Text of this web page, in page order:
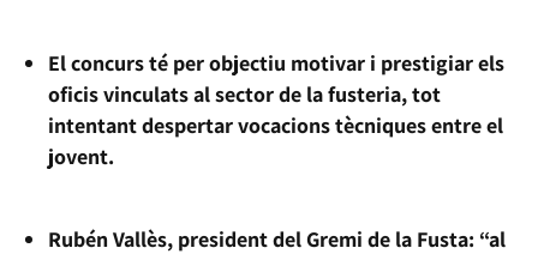
El concurs té per objectiu motivar i prestigiar els
oficis vinculats al sector de la fusteria, tot
intentant despertar vocacions tècniques entre el
jovent.
Rubén Vallès, president del Gremi de la Fusta: “al